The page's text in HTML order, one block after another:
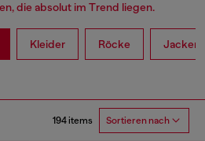
die absolut im Trend liegen.
Kleider Röcke Jacken
194 items Sortieren nach